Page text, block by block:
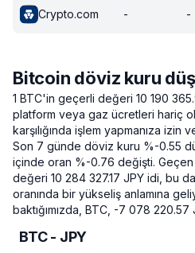
Crypto.com - -
Bitcoin döviz kuru
1 BTC'in geçerli değeri 10 190
platform veya gaz ücretleri hariç
karşılığında işlem yapmanıza izin
Son 7 günde döviz kuru %-0.55
içinde oran %-0.76 değişti. Geçen
değeri 10 284 327.17 JPY idi, bu
oranında bir yükseliş anlamına
baktığımızda, BTC, -7 078
BTC - JPY